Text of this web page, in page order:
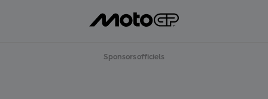
Sponsors officiels